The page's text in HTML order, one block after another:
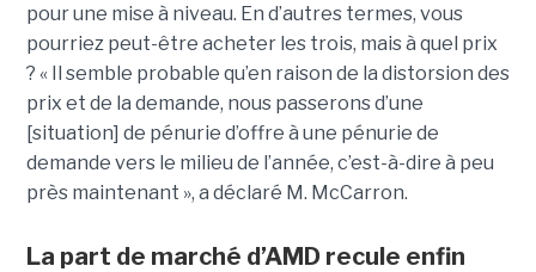
pour une mise à niveau. En d’autres termes, vous
pourriez peut-être acheter les trois, mais à quel prix
? « Il semble probable qu’en raison de la distorsion des
prix et de la demande, nous passerons d’une
[situation] de pénurie d’offre à une pénurie de
demande vers le milieu de l’année, c’est-à-dire à peu
près maintenant », a déclaré M. McCarron.
La part de marché d’AMD recule enfin